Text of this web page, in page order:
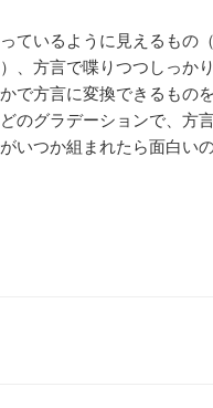
ているように見えるもの（
、方言で喋りつつしっか
で方言に変換できるもの
のグラデーションで、方
いつか組まれたら面白い